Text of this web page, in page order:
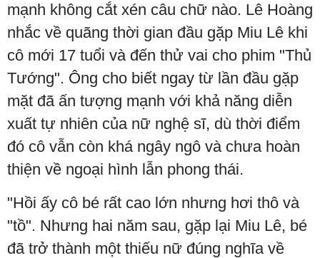
mạnh không cắt xén câu chữ nào. Lê Hoàng
nhắc về quãng thời gian đầu gặp Miu Lê khi
cô mới 17 tuổi và đến thử vai cho phim "Thủ
Tướng". Ông cho biết ngay từ lần đầu gặp
mặt đã ấn tượng mạnh với khả năng diễn
xuất tự nhiên của nữ nghệ sĩ, dù thời điểm
đó cô vẫn còn khá ngây ngô và chưa hoàn
thiện về ngoại hình lẫn phong thái.
"Hồi ấy cô bé rất cao lớn nhưng hơi thô và
"tồ". Nhưng hai năm sau, gặp lại Miu Lê, bé
đã trở thành một thiếu nữ đúng nghĩa về